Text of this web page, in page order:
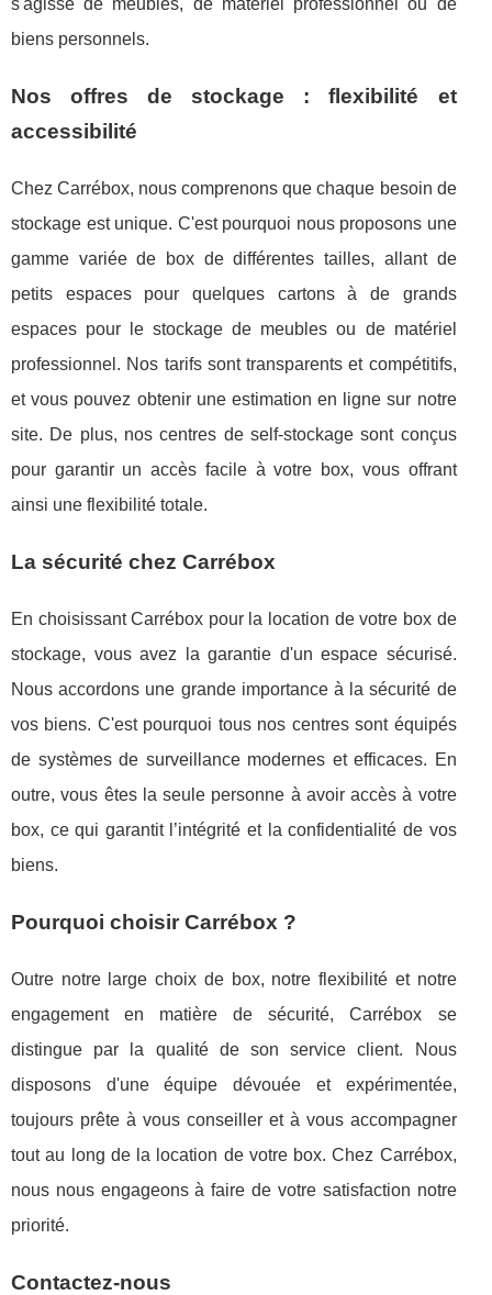
s'agisse de meubles, de matériel professionnel ou de
biens personnels.
Nos offres de stockage : flexibilité et
accessibilité
Chez Carrébox, nous comprenons que chaque besoin de
stockage est unique. C'est pourquoi nous proposons une
gamme variée de box de différentes tailles, allant de
petits espaces pour quelques cartons à de grands
espaces pour le stockage de meubles ou de matériel
professionnel. Nos tarifs sont transparents et compétitifs,
et vous pouvez obtenir une estimation en ligne sur notre
site. De plus, nos centres de self-stockage sont conçus
pour garantir un accès facile à votre box, vous offrant
ainsi une flexibilité totale.
La sécurité chez Carrébox
En choisissant Carrébox pour la location de votre box de
stockage, vous avez la garantie d'un espace sécurisé.
Nous accordons une grande importance à la sécurité de
vos biens. C'est pourquoi tous nos centres sont équipés
de systèmes de surveillance modernes et efficaces. En
outre, vous êtes la seule personne à avoir accès à votre
box, ce qui garantit l’intégrité et la confidentialité de vos
biens.
Pourquoi choisir Carrébox ?
Outre notre large choix de box, notre flexibilité et notre
engagement en matière de sécurité, Carrébox se
distingue par la qualité de son service client. Nous
disposons d'une équipe dévouée et expérimentée,
toujours prête à vous conseiller et à vous accompagner
tout au long de la location de votre box. Chez Carrébox,
nous nous engageons à faire de votre satisfaction notre
priorité.
Contactez-nous